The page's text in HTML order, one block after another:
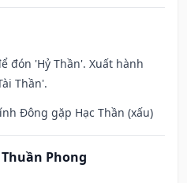
đón 'Hỷ Thần'. Xuất hành
Thần'.
Đông gặp Hạc Thần (xấu)
Phong